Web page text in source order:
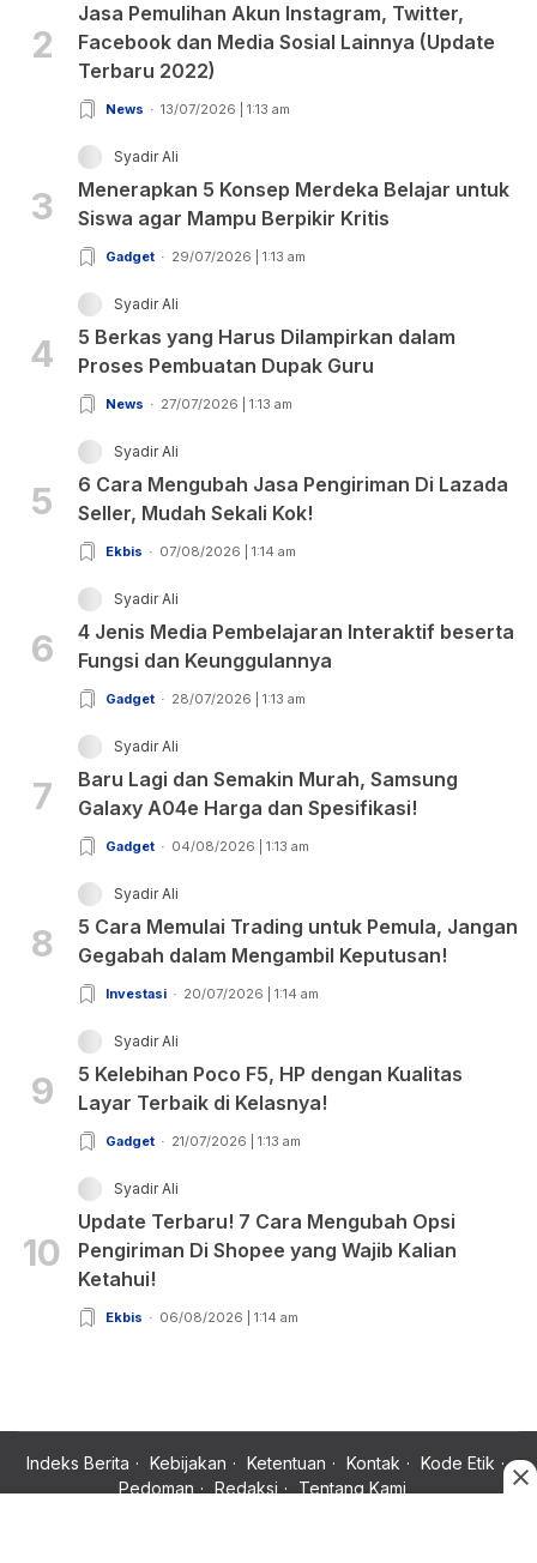
2
Jasa Pemulihan Akun Instagram, Twitter,
Facebook dan Media Sosial Lainnya (Update
Terbaru 2022)
News 13/07/2026 | 1:13 am
3
Syadir Ali
Menerapkan 5 Konsep Merdeka Belajar untuk
Siswa agar Mampu Berpikir Kritis
Gadget 29/07/2026 | 1:13 am
4
Syadir Ali
5 Berkas yang Harus Dilampirkan dalam
Proses Pembuatan Dupak Guru
News 27/07/2026 | 1:13 am
5
Syadir Ali
6 Cara Mengubah Jasa Pengiriman Di Lazada
Seller, Mudah Sekali Kok!
Ekbis 07/08/2026 | 1:14 am
6
Syadir Ali
4 Jenis Media Pembelajaran Interaktif beserta
Fungsi dan Keunggulannya
Gadget 28/07/2026 | 1:13 am
7
Syadir Ali
Baru Lagi dan Semakin Murah, Samsung
Galaxy A04e Harga dan Spesifikasi!
Gadget 04/08/2026 | 1:13 am
8
Syadir Ali
5 Cara Memulai Trading untuk Pemula, Jangan
Gegabah dalam Mengambil Keputusan!
Investasi 20/07/2026 | 1:14 am
9
Syadir Ali
5 Kelebihan Poco F5, HP dengan Kualitas
Layar Terbaik di Kelasnya!
Gadget 21/07/2026 | 1:13 am
10
Syadir Ali
Update Terbaru! 7 Cara Mengubah Opsi
Pengiriman Di Shopee yang Wajib Kalian
Ketahui!
Ekbis 06/08/2026 | 1:14 am
Indeks Berita Kebijakan Ketentuan Kontak
Kode Etik
Pedoman
Redaksi Tentang Kami